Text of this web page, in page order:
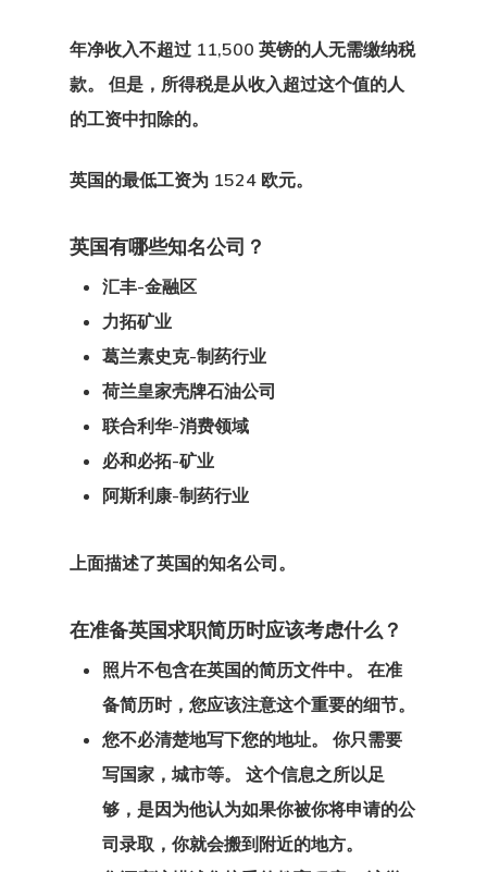
年净收入不超过 11,500 英镑的人无需缴纳税
款。 但是，所得税是从收入超过这个值的人
的工资中扣除的。
英国的最低工资为 1524 欧元。
英国有哪些知名公司 ？
汇丰-金融区
力拓矿业
葛兰素史克-制药行业
荷兰皇家壳牌石油公司
联合利华-消费领域
必和必拓-矿业
阿斯利康-制药行业
上面描述了英国的知名公司。
在准备英国求职简历时应该考虑什么？
照片不包含在英国的简历文件中。 在准
备简历时，您应该注意这个重要的细节。
您不必清楚地写下您的地址。 你只需要
写国家，城市等。 这个信息之所以足
够，是因为他认为如果你被你将申请的公
司录取，你就会搬到附近的地方。
付款确认
代理申请
可 – 黄金签证
您有资格进入
国家/地区？
我们在土耳其
事处
拉脱维亚